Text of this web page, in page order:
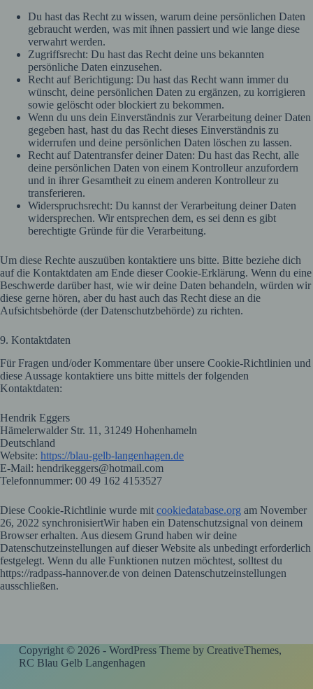
Du hast das Recht zu wissen, warum deine persönlichen Daten
gebraucht werden, was mit ihnen passiert und wie lange diese
verwahrt werden.
Zugriffsrecht: Du hast das Recht deine uns bekannten
persönliche Daten einzusehen.
Recht auf Berichtigung: Du hast das Recht wann immer du
wünscht, deine persönlichen Daten zu ergänzen, zu korrigieren
sowie gelöscht oder blockiert zu bekommen.
Wenn du uns dein Einverständnis zur Verarbeitung deiner Daten
gegeben hast, hast du das Recht dieses Einverständnis zu
widerrufen und deine persönlichen Daten löschen zu lassen.
Recht auf Datentransfer deiner Daten: Du hast das Recht, alle
deine persönlichen Daten von einem Kontrolleur anzufordern
und in ihrer Gesamtheit zu einem anderen Kontrolleur zu
transferieren.
Widerspruchsrecht: Du kannst der Verarbeitung deiner Daten
widersprechen. Wir entsprechen dem, es sei denn es gibt
berechtigte Gründe für die Verarbeitung.
Um diese Rechte auszuüben kontaktiere uns bitte. Bitte beziehe dich
auf die Kontaktdaten am Ende dieser Cookie-Erklärung. Wenn du eine
Beschwerde darüber hast, wie wir deine Daten behandeln, würden wir
diese gerne hören, aber du hast auch das Recht diese an die
Aufsichtsbehörde (der Datenschutzbehörde) zu richten.
9. Kontaktdaten
Für Fragen und/oder Kommentare über unsere Cookie-Richtlinien und
diese Aussage kontaktiere uns bitte mittels der folgenden
Kontaktdaten:
Hendrik Eggers
Hämelerwalder Str. 11, 31249 Hohenhameln
Deutschland
Website: https://blau-gelb-langenhagen.de
E-Mail: hendrikeggers@hotmail.com
Telefonnummer: 00 49 162 4153527
Diese Cookie-Richtlinie wurde mit cookiedatabase.org am November
26, 2022 synchronisiertWir haben ein Datenschutzsignal von deinem
Browser erhalten. Aus diesem Grund haben wir deine
Datenschutzeinstellungen auf dieser Website als unbedingt erforderlich
festgelegt. Wenn du alle Funktionen nutzen möchtest, solltest du
https://radpass-hannover.de von deinen Datenschutzeinstellungen
ausschließen.
Copyright © 2026 - WordPress Theme by CreativeThemes,
RC Blau Gelb Langenhagen